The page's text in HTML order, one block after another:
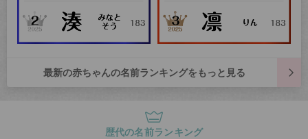
最新の赤ちゃんの名前ランキングをもっと見る
歴代の名前ランキング